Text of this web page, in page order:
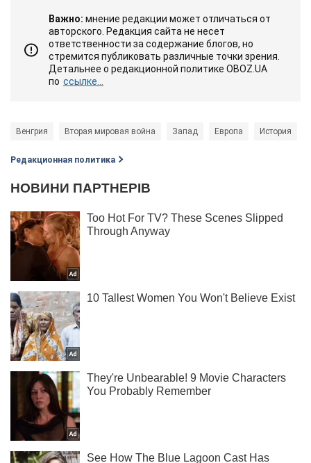
Важно: мнение редакции может отличаться от
авторского. Редакция сайта не несет
ответственности за содержание блогов, но
стремится публиковать различные точки зрения.
Детальнее о редакционной политике OBOZ.UA
по ссылке...
Венгрия Вторая мировая война Запад Европа История
Редакционная политика